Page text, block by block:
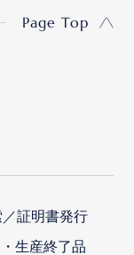
Page Top
証明書発行
生産終了品